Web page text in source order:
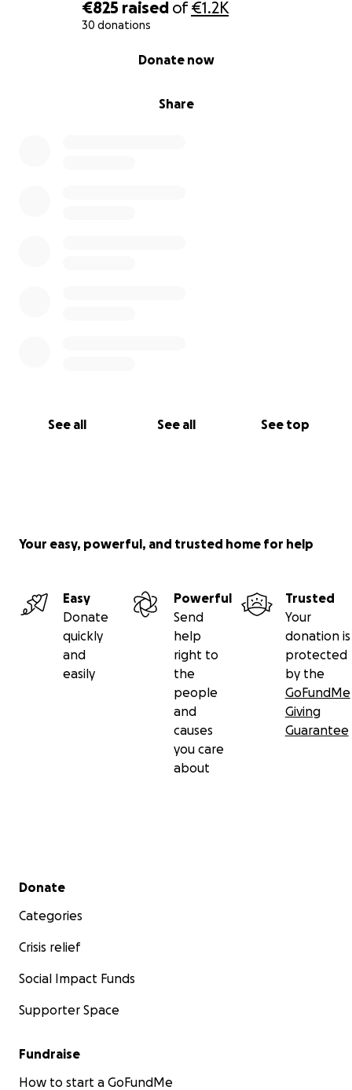
€825 raised of€1.2K
30 donations
Share
Donate now
See all See all See top
Your easy, powerful, and trusted home for help
Easy
Donate
quickly
and
easily
Powerful
Send
help
right to
the
people
and
causes
you care
about
Trusted
Your
donation is
protected
by the
GoFundMe
Giving
Guarantee
Secondary menu
Donate
Categories
Crisis relief
Social Impact Funds
Supporter Space
Fundraise
How to start a GoFundMe